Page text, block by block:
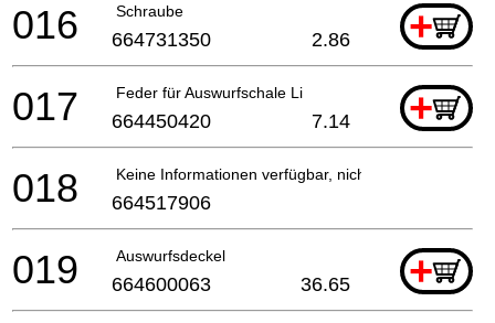
Schraube +
016 664731350 2.86
Feder für Auswurfschale Li +
017 664450420 7.14
Keine Informationen verfügbar, nicht bestellbar
018 664517906
Auswurfsdeckel +
019 664600063 36.65